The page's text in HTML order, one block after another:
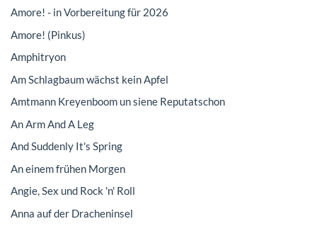
Amore! - in Vorbereitung für 2026
Amore! (Pinkus)
Amphitryon
Am Schlagbaum wächst kein Apfel
Amtmann Kreyenboom un siene Reputatschon
An Arm And A Leg
And Suddenly It's Spring
An einem frühen Morgen
Angie, Sex und Rock 'n' Roll
Anna auf der Dracheninsel